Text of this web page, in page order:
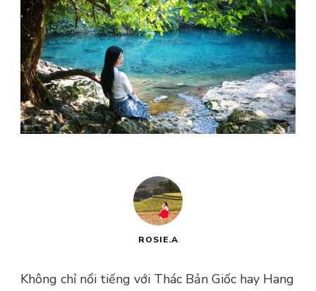
ROSIE.A
Không chỉ nổi tiếng với Thác Bản Giốc hay Hang